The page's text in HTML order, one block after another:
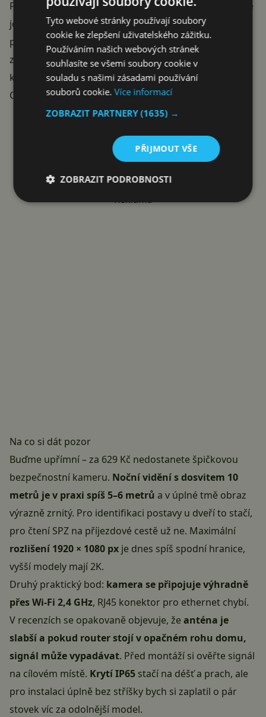
Funguje i sAmazon Alexou, integrace s Google Home
je sice deklarovaná, ale podle některých zákazníků v
praxi neběží.Lokální záznam na microSD do 128 GB
znamená, že nemusíte platit za cloud – kartu vložíte a
kamera nahrává souvisle nebo jen při detekci pohybu.
Obousměrný zvuk vyřídí kurýra u dveří.
VYUŽÍT KÓD ALZADNY30
Reklama
Na co si dát pozor
Buďme upřímní – za 629 Kč nedostanete špičkovou
bezpečnostní kameru. Noční vidění s dosvitem 10
metrů je v praxi spíš 5–6 metrů a v úplné tmě obraz
výrazně zrnitý. Pro identifikaci postavy u dveří to stačí,
pro čtení SPZ na příjezdové cestě už ne. Maximální
rozlišení 1920 × 1080 px je dnes spíš spodní hranice,
vyšší modely mají 2K.
Druhý praktický bod: kamera se připojuje výhradně
přes Wi-Fi 2,4 GHz, RJ45 konektor pro ethernet chybí.
V recenzích se opakovaně objevuje, žeanténa je
slabší a pokud router stojí v opačném rohu domu,
signál může vypadávat. Před montáží si ověřte signál
na cílovém místě. Krytí IP65 stačí na déšť a prach, ale
pro instalaci úplně bez stříšky bych si zaplatil o pár
stovek víc za odolnější model.
Tyto webové stránky používají soubory
cookie ke zlepšení uživatelského zážitku.
Používáním našich webových stránek
souhlasíte se všemi soubory cookie v
souladu s našimi zásadami používání
souborů cookie.Více informací
ZOBRAZIT PARTNERY(1635) →
PŘIJMOUT VŠE
ZOBRAZIT PODROBNOSTI